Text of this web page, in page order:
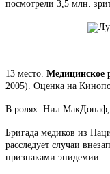
посмотрели 3,5 млн.
13 место. Медицинское
2005). Оценка на
В ролях: Нил МакДонаф,
Бригада медиков из
расследует случаи
признаками эпидемии.